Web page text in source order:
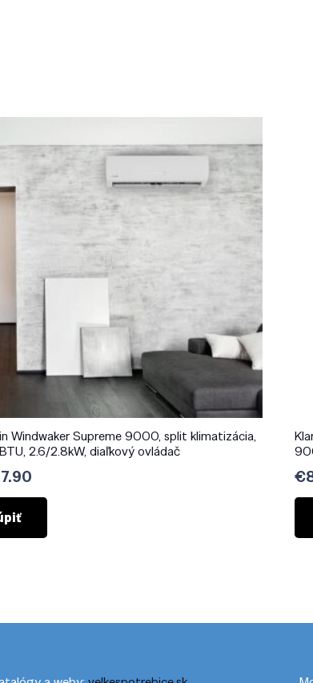
Windwaker Supreme 9000, split klimatizácia,
2.6/2.8kW, diaľkový ovládač
€